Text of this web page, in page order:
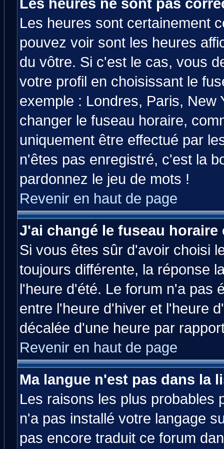
Les heures ne sont pas
Les heures sont certainement
pouvez voir sont les heures
du vôtre. Si c'est le cas, vous
votre profil en choisissant le
exemple : Londres, Paris, New
changer le fuseau horaire,
uniquement être effectué par
n'êtes pas enregistré, c'est la
pardonnez le jeu de mots !
Revenir en haut de page
J'ai changé le fuseau
Si vous êtes sûr d'avoir choisi
toujours différente, la réponse
l'heure d'été. Le forum n'a pas
entre l'heure d'hiver et l'heure
décalée d'une heure par
Revenir en haut de page
Ma langue n'est pas dans la
Les raisons les plus probables
n'a pas installé votre langage
pas encore traduit ce forum